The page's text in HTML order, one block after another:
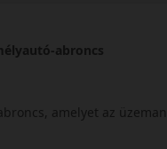
abroncs
amelyet az